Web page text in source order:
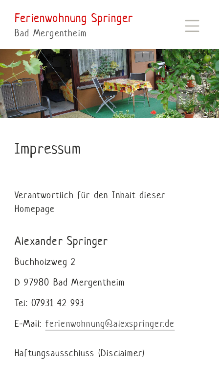
Ferienwohnung Springer
Bad Mergentheim
Impressum
Verantwortlich für den Inhalt dieser
Homepage
Alexander Springer
Buchholzweg 2
D 97980 Bad Mergentheim
Tel: 07931 42 993
E-Mail: ferienwohnung@alexspringer.de
Haftungsausschluss (Disclaimer)